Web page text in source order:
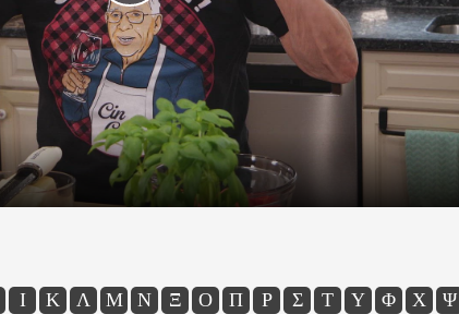
Video
Ι Κ Λ Μ Ν Ξ Ο Π Ρ Σ Τ Υ Φ Χ Ψ